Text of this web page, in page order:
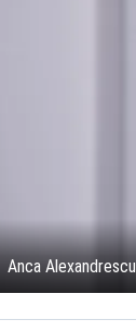
Anca Alexandrescu